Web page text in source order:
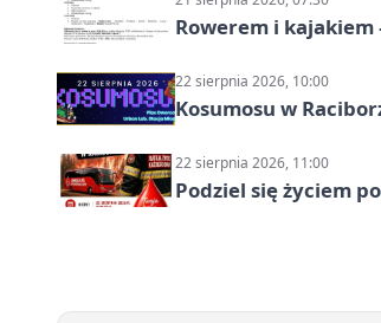
Rowerem i
22 sierpnia 2026, 10:00
Kosumosu w
22 sierpnia 2026, 11:00
Podziel się życiem